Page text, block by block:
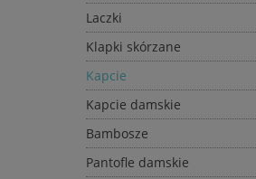
Laczki
Klapki skórzane
Kapcie
Kapcie damskie
Bambosze
Pantofle damskie